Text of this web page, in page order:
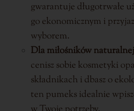
gwarantuje długotrwałe
go ekonomicznym i
wyborem.
Dla miłośników
cenisz sobie kosmetyki
składnikach i dbasz o
ten pumeks idealnie